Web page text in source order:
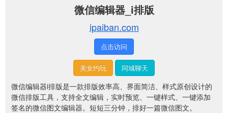
微信编辑器_i排版
ipaiban.com
点击访问
美女约玩 同城聊天
微信编辑器i排版是一款排版效率高、界面简洁、样式原创设计的
微信排版工具，支持全文编辑，实时预览、一键样式、一键添加
签名的微信图文编辑器。短短三分钟，排好一篇微信图文。